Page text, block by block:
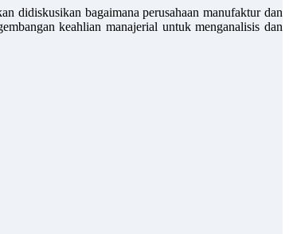
didiskusikan bagaimana perusahaan manufaktur dan
keahlian manajerial untuk menganalisis dan